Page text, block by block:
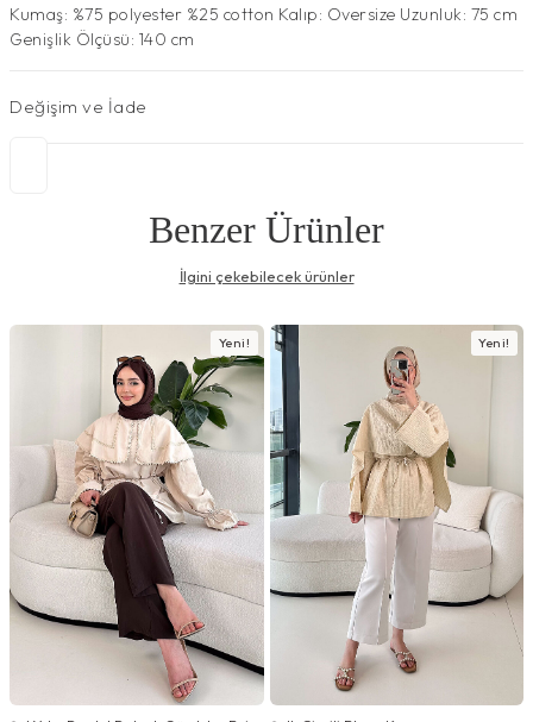
Kumaş: %75 polyester %25 cotton Kalıp: Oversize Uzunluk: 75 cm
Genişlik Ölçüsü: 140 cm
Değişim ve İade
Benzer Ürünler
İlgini çekebilecek ürünler
Yeni! Yeni!